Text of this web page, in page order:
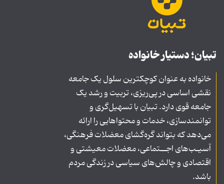
تبیان؛ دستیار خانواده
خانواده به عنوان کوچکترین سلول یک جامعه
نقشی اساسی در پی‌ریزی، تربیت و رشد یک
جامعه قوی دارد. تبیان با تسهیل‌گری و
توانمندسازی، خدمات و محتواهایی را ارائه
می‌دهد که بتواند گره‌گشای معضلات فرهنگی،
آسیـب‌های اجــتماعی، معضلات معیشتی و
اقتصادی و چالش‌های سیاسی در زندگی مردم
باشد.